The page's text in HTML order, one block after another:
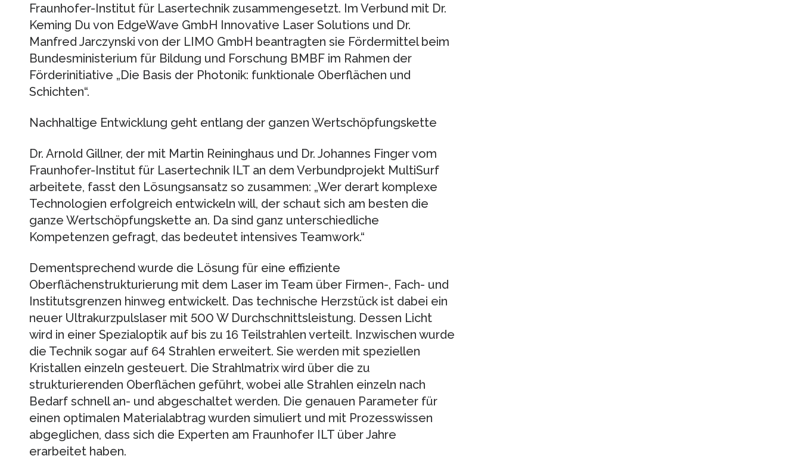
Fraunhofer-Institut für Lasertechnik zusammengesetzt. Im Verbund mit Dr.
Keming Du von EdgeWave GmbH Innovative Laser Solutions und Dr.
Manfred Jarczynski von der LIMO GmbH beantragten sie Fördermittel beim
Bundesministerium für Bildung und Forschung BMBF im Rahmen der
Förderinitiative „Die Basis der Photonik: funktionale Oberflächen und
Schichten“.
Nachhaltige Entwicklung geht entlang der ganzen Wertschöpfungskette
Dr. Arnold Gillner, der mit Martin Reininghaus und Dr. Johannes Finger vom
Fraunhofer-Institut für Lasertechnik ILT an dem Verbundprojekt MultiSurf
arbeitete, fasst den Lösungsansatz so zusammen: „Wer derart komplexe
Technologien erfolgreich entwickeln will, der schaut sich am besten die
ganze Wertschöpfungskette an. Da sind ganz unterschiedliche
Kompetenzen gefragt, das bedeutet intensives Teamwork.“
Dementsprechend wurde die Lösung für eine effiziente
Oberflächenstrukturierung mit dem Laser im Team über Firmen-, Fach- und
Institutsgrenzen hinweg entwickelt. Das technische Herzstück ist dabei ein
neuer Ultrakurzpulslaser mit 500 W Durchschnittsleistung. Dessen Licht
wird in einer Spezialoptik auf bis zu 16 Teilstrahlen verteilt. Inzwischen wurde
die Technik sogar auf 64 Strahlen erweitert. Sie werden mit speziellen
Kristallen einzeln gesteuert. Die Strahlmatrix wird über die zu
strukturierenden Oberflächen geführt, wobei alle Strahlen einzeln nach
Bedarf schnell an- und abgeschaltet werden. Die genauen Parameter für
einen optimalen Materialabtrag wurden simuliert und mit Prozesswissen
abgeglichen, dass sich die Experten am Fraunhofer ILT über Jahre
erarbeitet haben.